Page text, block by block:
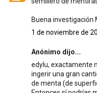
Buena investigación
1 de noviembre de
Anónimo dijo...
edylu, exactamente
ingerir una gran
de menta (de